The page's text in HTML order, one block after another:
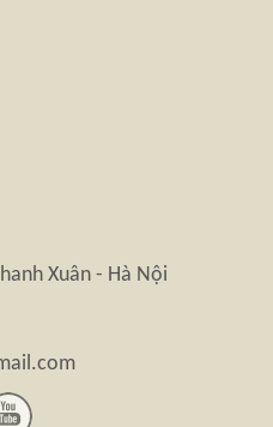
Xuân - Hà Nội